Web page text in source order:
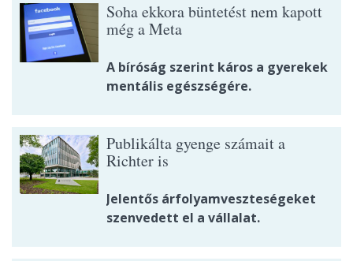
Soha ekkora büntetést nem kapott
még a Meta
A bíróság szerint káros a gyerekek
mentális egészségére.
Publikálta gyenge számait a
Richter is
Jelentős árfolyamveszteségeket
szenvedett el a vállalat.